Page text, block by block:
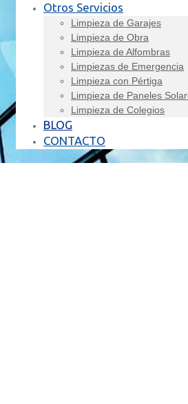
Otros Servicios
Limpieza de Garajes
Limpieza de Obra
Limpieza de Alfombras
Limpiezas de Emergencia
Limpieza con Pértiga
Limpieza de Paneles
Limpieza de Colegios
BLOG
CONTACTO